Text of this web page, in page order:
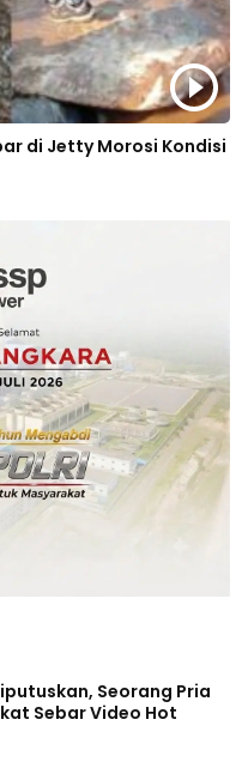
di Jetty Morosi Kondisi
Seorang Pria
Sebar Video Hot